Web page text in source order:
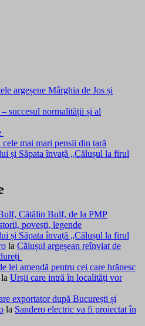
argeșene Mârghia de Jos și
succesul normalității și al
cele mai mari pensii din țară
și Săpata învață „Călușul la firul
Cătălin Bulf, de la PMP
povești, legende
și Săpata învață „Călușul la firul
la Călușul argeșean reînviat de
lei amendă pentru cei care hrănesc
la Urșii care intră în localități vor
exportator după București și
la Sandero electric va fi proiectat în